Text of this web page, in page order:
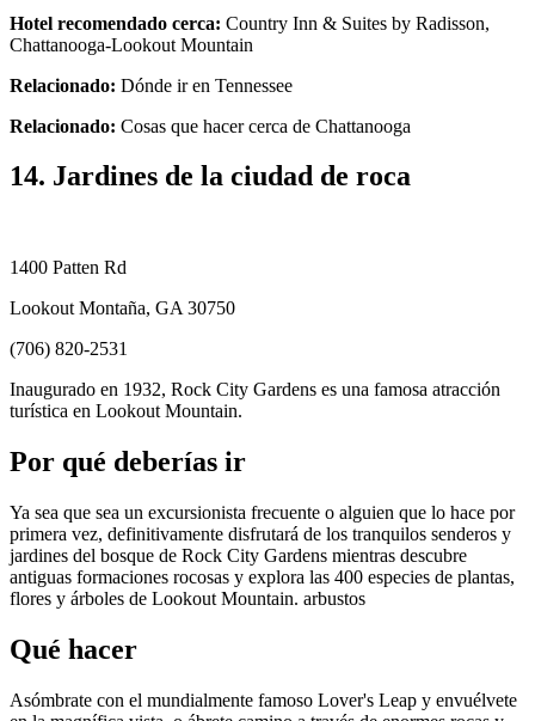
Hotel recomendado cerca: Country Inn & Suites by Radisson,
Chattanooga-Lookout Mountain
Relacionado: Dónde ir en Tennessee
Relacionado: Cosas que hacer cerca de Chattanooga
14. Jardines de la ciudad de roca
1400 Patten Rd
Lookout Montaña, GA 30750
(706) 820-2531
Inaugurado en 1932, Rock City Gardens es una famosa atracción
turística en Lookout Mountain.
Por qué deberías ir
Ya sea que sea un excursionista frecuente o alguien que lo hace por
primera vez, definitivamente disfrutará de los tranquilos senderos y
jardines del bosque de Rock City Gardens mientras descubre
antiguas formaciones rocosas y explora las 400 especies de plantas,
flores y árboles de Lookout Mountain. arbustos
Qué hacer
Asómbrate con el mundialmente famoso Lover's Leap y envuélvete